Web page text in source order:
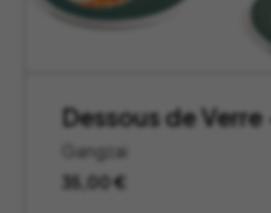
Dessous de Verre
Gangzai
35,00€